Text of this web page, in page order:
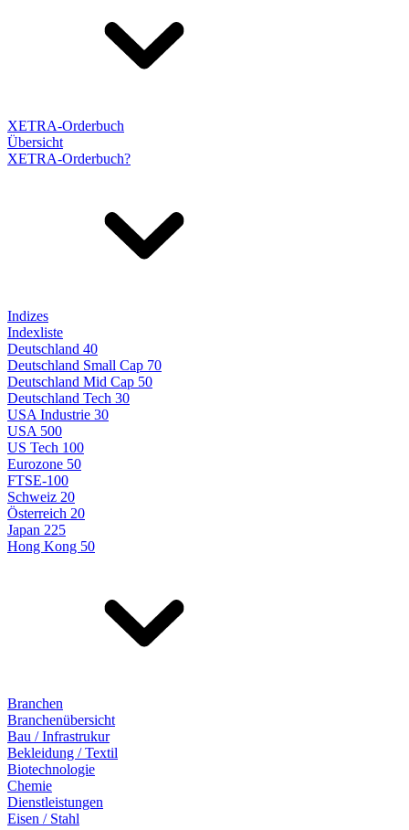
XETRA-Orderbuch
Übersicht
XETRA-Orderbuch?
Indizes
Indexliste
Deutschland 40
Deutschland Small Cap 70
Deutschland Mid Cap 50
Deutschland Tech 30
USA Industrie 30
USA 500
US Tech 100
Eurozone 50
FTSE-100
Schweiz 20
Österreich 20
Japan 225
Hong Kong 50
Branchen
Branchenübersicht
Bau / Infrastrukur
Bekleidung / Textil
Biotechnologie
Chemie
Dienstleistungen
Eisen / Stahl